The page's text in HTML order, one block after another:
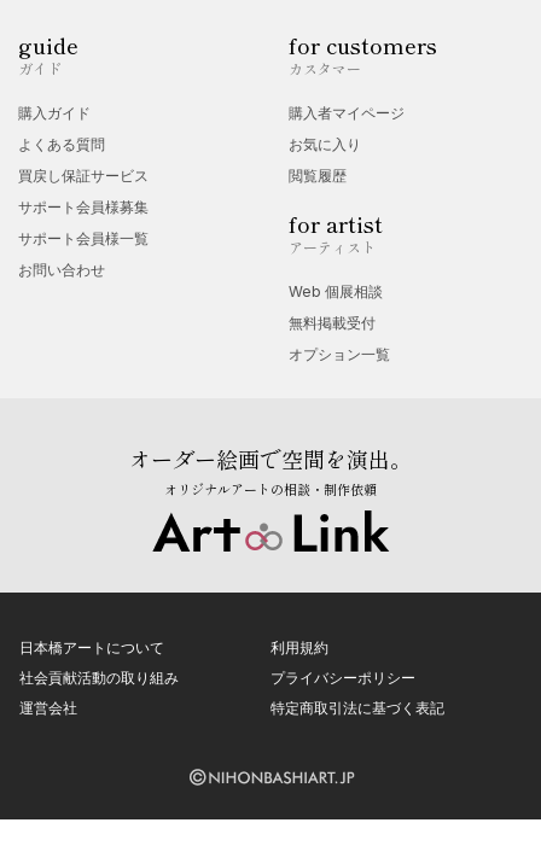
guide
ガイド
購入ガイド
よくある質問
買戻し保証サービス
サポート会員様募集
サポート会員様一覧
お問い合わせ
for customers
カスタマー
購入者マイページ
お気に入り
閲覧履歴
for artist
アーティスト
Web 個展相談
無料掲載受付
オプション一覧
オーダー絵画で空間を演出。
オリジナルアートの相談・制作依頼
日本橋アートについて
社会貢献活動の取り組み
運営会社
利用規約
プライバシーポリシー
特定商取引法に基づく表記